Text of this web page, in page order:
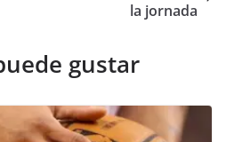
la jornada
gustar